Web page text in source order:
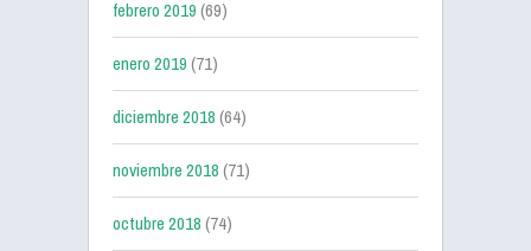
febrero 2019(69)
enero 2019(71)
diciembre 2018(64)
noviembre 2018(71)
octubre 2018(74)